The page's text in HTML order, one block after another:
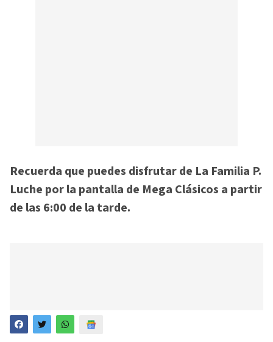
Recuerda que puedes disfrutar de La Familia P.
Luche por la pantalla de Mega Clásicos a partir
de las 6:00 de la tarde.